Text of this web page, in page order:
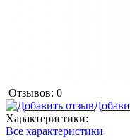
Отзывов: 0
Характеристики:
Все характеристики